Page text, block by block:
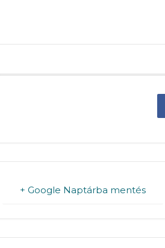
+ Google Naptárba mentés